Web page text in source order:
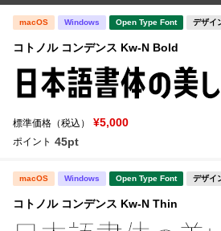
macOS Windows Open Type Font デザイ
コトノル コンデンス Kw-N Bold
標準価格（税込） ¥5,000
ポイント 45pt
macOS Windows Open Type Font デザイ
コトノル コンデンス Kw-N Thin